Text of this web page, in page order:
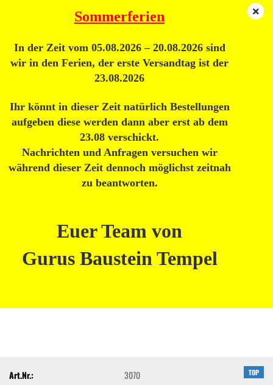
Sommerferien
In der Zeit vom 05.08.2026 – 20.08.2026 sind
wir in den Ferien, der erste Versandtag ist der
23.08.2026
Ihr könnt in dieser Zeit natürlich Bestellungen
aufgeben diese werden dann aber erst ab dem
23.08 verschickt.
Nachrichten und Anfragen versuchen wir
während dieser Zeit dennoch möglichst zeitnah
zu beantworten.
Euer Team von
Gurus Baustein Tempel
« Erster « zurück
weiter »
19Artikel in dieser Kategorie
TOP
Art.Nr.:
3070